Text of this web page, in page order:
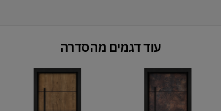
עוד דגמים מהסדרה